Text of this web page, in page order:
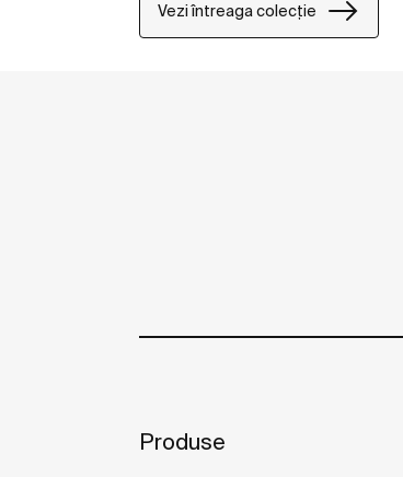
Vezi întreaga colecție
Produse